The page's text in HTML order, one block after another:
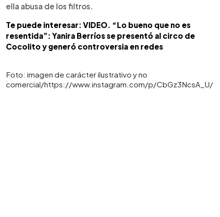
ella abusa de los filtros.
Te puede interesar: VIDEO. “Lo bueno que no es
resentida”: Yanira Berríos se presentó al circo de
Cocolito y generó controversia en redes
Foto: imagen de carácter ilustrativo y no
comercial/https://www.instagram.com/p/CbGz3NcsA_U/